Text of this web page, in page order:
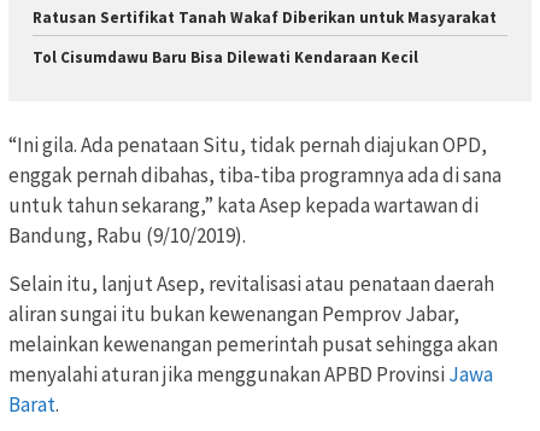
Ratusan Sertifikat Tanah Wakaf Diberikan untuk Masyarakat
Tol Cisumdawu Baru Bisa Dilewati Kendaraan Kecil
“Ini gila. Ada penataan Situ, tidak pernah diajukan OPD,
enggak pernah dibahas, tiba-tiba programnya ada di sana
untuk tahun sekarang,” kata Asep kepada wartawan di
Bandung, Rabu (9/10/2019).
Selain itu, lanjut Asep, revitalisasi atau penataan daerah
aliran sungai itu bukan kewenangan Pemprov Jabar,
melainkan kewenangan pemerintah pusat sehingga akan
menyalahi aturan jika menggunakan APBD ProvinsiJawa
Barat.